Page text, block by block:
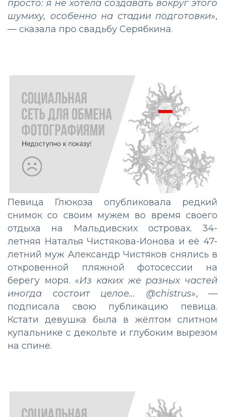
просто: я не хотела создавать вокруг этого
шумиху, особенно на стадии подготовки»,
— сказала про свадьбу Серябкина.
Певица Глюкоза опубликовала редкий
снимок со своим мужем во время своего
отдыха на Мальдивских островах. 34-
летняя Наталья Чистякова-Ионова и её 47-
летний муж Александр Чистяков снялись в
откровенной пляжной фотосессии на
берегу моря. «Из каких же разных частей
иногда состоит целое… @chistrus», —
подписала свою публикацию певица.
Кстати девушка была в жёлтом слитном
купальнике с декольте и глубоким вырезом
на спине.